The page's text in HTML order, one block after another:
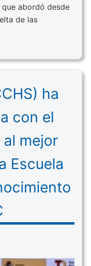
que abordó desde
de las
ha
con el
mejor
Escuela